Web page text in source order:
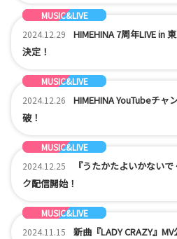
2024.12.29
NEWS
GOODS
MUSIC&LIVE
HIMEHINA 7周年LIVE in
決定！
2024.12.26
NEWS
MUSIC&LIVE
HIMEHINA YouTubeチャ
破！
2024.12.25
NEWS
MUSIC&LIVE
『うたかたよいかない
ク配信開始！
2024.11.15
NEWS
GOODS
MUSIC&LIVE
新曲『LADY CRAZY』